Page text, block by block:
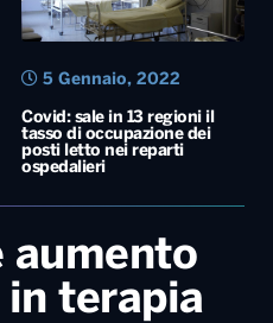
Covid: sale in 13 regioni il
tasso di occupazione dei
posti letto nei reparti
ospedalieri
5 Gennaio, 2022
aumento
terapia